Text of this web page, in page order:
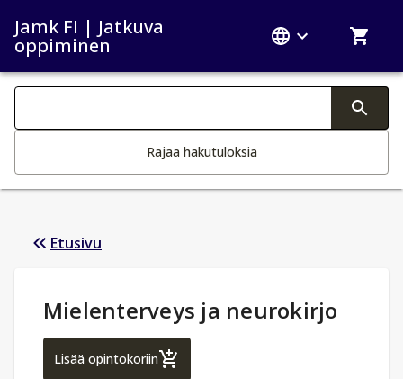
Jamk FI | Jatkuva
oppiminen
Haku kategoriat
Rajaa hakutuloksia
Etusivu
Opintotiedot:
Mielenterveys ja neurokirjo
Lisää opintokoriinMielenterveys ja neurokirjo